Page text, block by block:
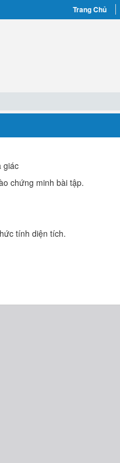
Trang Chủ
giác
chứng minh bài tập.
tính diện tích.